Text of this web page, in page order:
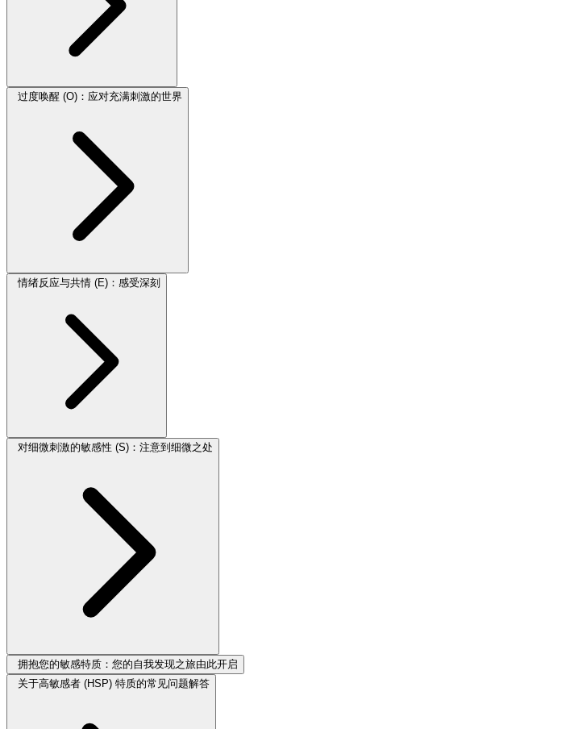
过度唤醒 (O)：应对充满刺激的世界
情绪反应与共情 (E)：感受深刻
对细微刺激的敏感性 (S)：注意到细微之处
拥抱您的敏感特质：您的自我发现之旅由此开启
关于高敏感者 (HSP) 特质的常见问题解答